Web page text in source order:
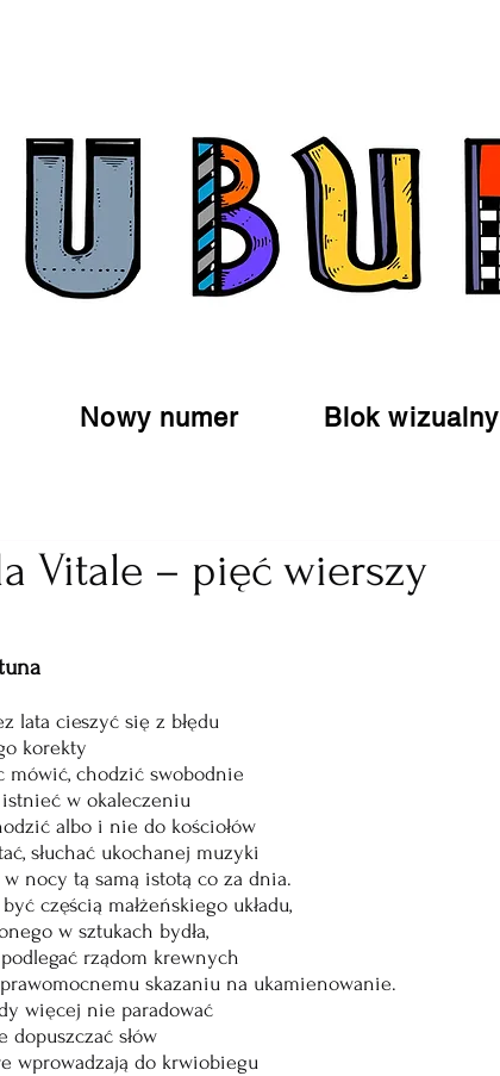
Nowy numer Blok wizualny
Vitale – pięć wierszy
lata cieszyć się z błędu
korekty
mówić, chodzić swobodnie
w okaleczeniu
albo i nie do kościołów
słuchać ukochanej muzyki
w nocy tą samą istotą co za dnia.
częścią małżeńskiego układu,
w sztukach bydła,
rządom krewnych
skazaniu na ukamienowanie.
więcej nie paradować
dopuszczać słów
wprowadzają do krwiobiegu